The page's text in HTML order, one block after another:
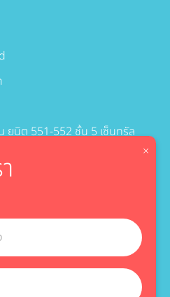
ยูนิต 551-552 ชั้น 5 เซ็นทรัล
นทร์, อำเภอเมือง, จังหวัด
×